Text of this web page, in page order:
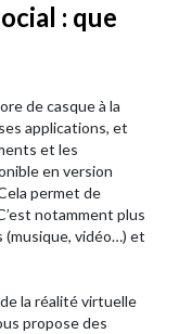
: que
de casque à la
applications, et
et les
en version
permet de
notamment plus
(musique, vidéo…) et
la réalité virtuelle
propose des